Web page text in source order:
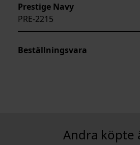
Prestige Navy
PRE-2215
Beställningsvara